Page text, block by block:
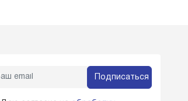
Подписаться